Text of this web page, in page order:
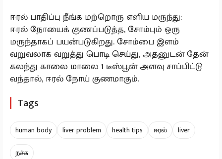
ஈரல் பாதிப்பு நீங்க மற்றொரு எளிய மருந்து:
ஈரல் நோயைக் குணப்படுத்த, சோம்பும் ஒரு
மருந்தாகப் பயன்படுகிறது. சோம்பை இளம்
வறுவலாக வறுத்து பொடி செய்து, அதனுடன் தேன்
கலந்து காலை மாலை 1 டீஸ்பூன் அளவு சாப்பிட்டு
வந்தால், ஈரல் நோய் குணமாகும்.
Tags
human body liver problem health tips ஈரல்
liver
நச்சு